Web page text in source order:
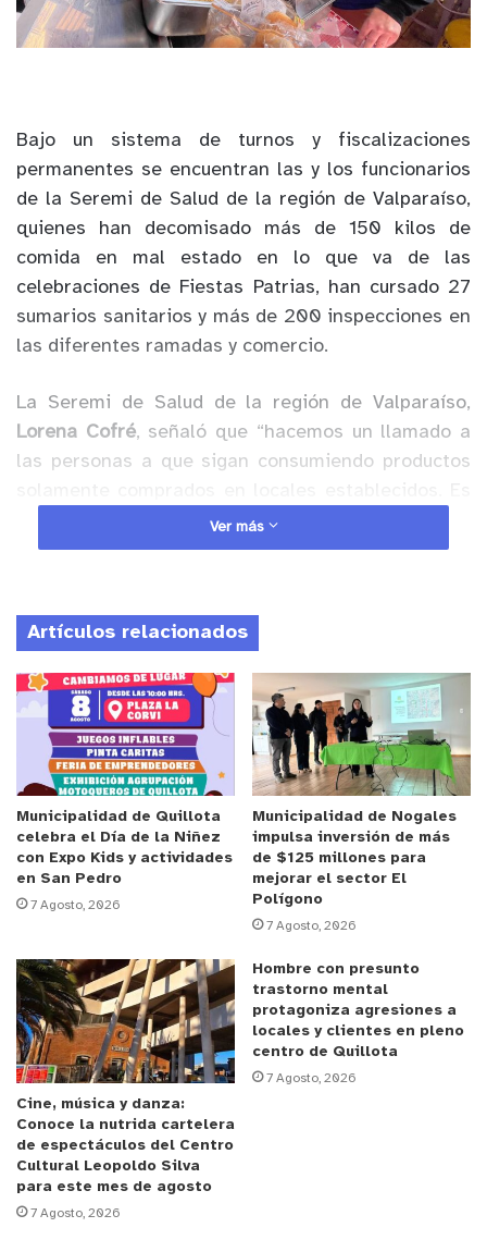
Bajo un sistema de turnos y fiscalizaciones
permanentes se encuentran las y los funcionarios
de la Seremi de Salud de la región de Valparaíso,
quienes han decomisado más de 150 kilos de
comida en mal estado en lo que va de las
celebraciones de Fiestas Patrias, han cursado 27
sumarios sanitarios y más de 200 inspecciones en
las diferentes ramadas y comercio.
La Seremi de Salud de la región de Valparaíso,
Lorena Cofré, señaló que “hacemos un llamado a
las personas a que sigan consumiendo productos
importante que nos cuidemos, evitemos
intoxicaciones y por sobre todo evitemos
Seguimos fiscalizando, estamos todo el fin de
semana con equipos de la Seremi de salud en todo
el territorio de la región de Valparaíso para poder
resguardar la salud de todas y todos”.
Anuncio Patrocinado
Los principales problemas detectados al momento
de realizar las inspecciones sanitaras han sido
productos con malas condiciones sanitarias en
elaboración, mantención inadecuada de productos
con pérdida de cadena de frío, deficiencias
sanitarias en general y problemas estructurales
asociados a mala mantención y operación.
Respecto a las fiscalizaciones que se desarrollan
en las fondas sobre expendio y manejo de
alimentos se basan en los siguientes factores:
Los alimentos que se utilicen en la elaboración y/o
expendio deberán provenir de fábricas autorizadas por
la Autoridad Sanitaria competente. Los propietarios o
Ver más
Artículos relacionados
Municipalidad de Quillota
celebra el Día de la Niñez
con Expo Kids y actividades
en San Pedro
7 Agosto, 2026
Municipalidad de Nogales
impulsa inversión de más
de $125 millones para
mejorar el sector El
Polígono
7 Agosto, 2026
Cine, música y danza:
Conoce la nutrida cartelera
de espectáculos del Centro
Cultural Leopoldo Silva
para este mes de agosto
7 Agosto, 2026
Hombre con presunto
trastorno mental
protagoniza agresiones a
locales y clientes en pleno
centro de Quillota
7 Agosto, 2026